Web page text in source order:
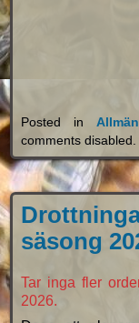
Posted in
comments disabled
säsong
Tar inga fler
2026.